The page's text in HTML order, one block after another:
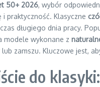
50+ 2026, wybór
praktyczność. Klasyczne
długiego dnia pracy.
modele wykonane z
lub zamszu. Kluczowe jest,
do